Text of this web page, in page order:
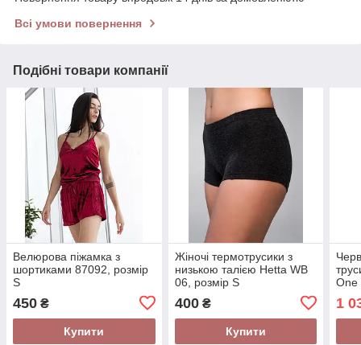
Всі умови повернення
Подібні товари компанії
Велюрова піжамка з
шортиками 87092, розмір
S
450 ₴
Купити
Жіночі термотрусики з
низькою талією Hetta WB
06, розмір S
400₴
Купити
One
1